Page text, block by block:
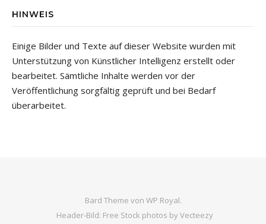
HINWEIS
Einige Bilder und Texte auf dieser Website wurden mit
Unterstützung von Künstlicher Intelligenz erstellt oder
bearbeitet. Sämtliche Inhalte werden vor der
Veröffentlichung sorgfältig geprüft und bei Bedarf
überarbeitet.
Bard Theme von WP Royal.
Header-Bild: Free Stock photos by Vecteezy